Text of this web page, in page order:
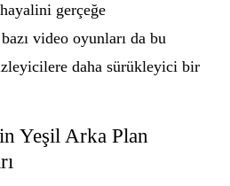
gerçeğe
video oyunları da bu
daha sürükleyici bir
Yeşil Arka Plan